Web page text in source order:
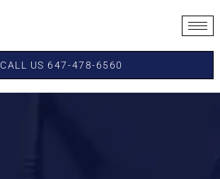
CALL US 647-478-6560